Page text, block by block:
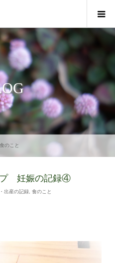
食のこと
プ 妊娠の記録④
出産の記録, 食のこと